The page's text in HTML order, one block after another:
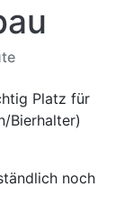
Platz für
Bierhalter)
noch